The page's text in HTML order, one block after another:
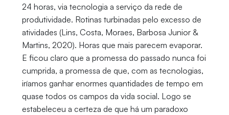
24 horas, via tecnologia a serviço da rede de
produtividade. Rotinas turbinadas pelo excesso de
atividades (Lins, Costa, Moraes, Barbosa Junior &
Martins, 2020). Horas que mais parecem evaporar.
E ficou claro que a promessa do passado nunca foi
cumprida, a promessa de que, com as tecnologias,
iríamos ganhar enormes quantidades de tempo em
quase todos os campos da vida social. Logo se
estabeleceu a certeza de que há um paradoxo